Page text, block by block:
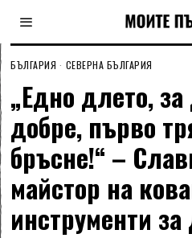
БЪЛГАРИЯ · СЕВЕРНА БЪЛГАРИЯ
„Едно длето,
добре, първо
бръсне!“ –
майстор на
инструменти